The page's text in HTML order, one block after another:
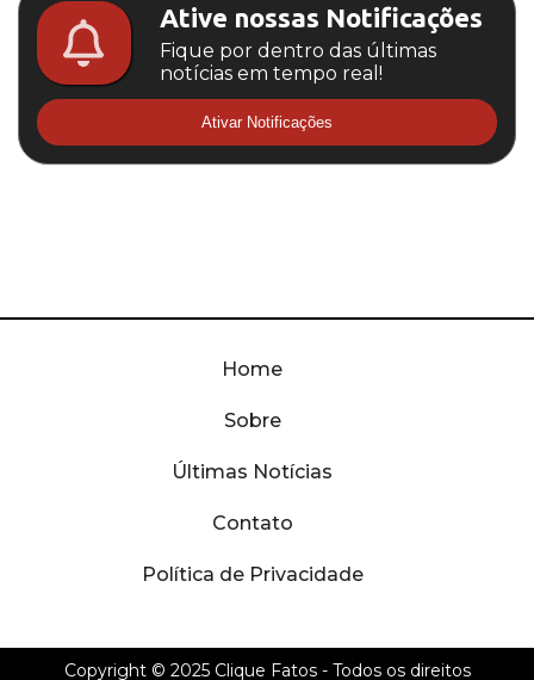
Ative nossas Notificações
Fique por dentro das últimas
notícias em tempo real!
Ativar Notificações
Home
Sobre
Últimas Notícias
Contato
Política de Privacidade
Copyright © 2025 Clique Fatos- Todos os direitos